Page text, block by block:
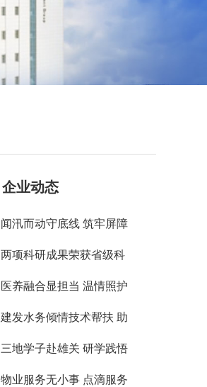
企业动态
闻汛而动守底线 筑牢屏障
两项科研成果荣获省级科
医养融合显担当 温情照护
建发水务倾情技术帮扶 助
三地学子赴雄关 研学践悟
物业服务无小事 点滴服务